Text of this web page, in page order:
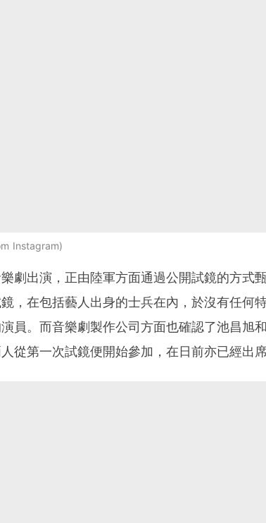
Instagram
劇出演，正由陸軍方面通過公開試鏡的方式
，在包括藝人出身的士兵在內，於沒有任何
員。而音樂劇製作公司方面也確認了池昌旭
人從第一次試鏡便開始參加，在日前亦已經出